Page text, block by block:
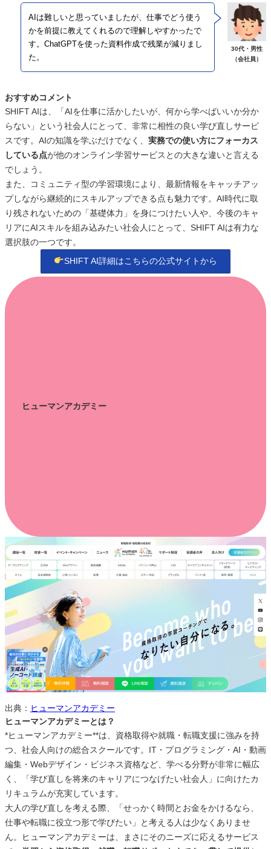
30代・男性
（会社員）
AIは難しいと思っていましたが、仕事でどう使う
かを前提に教えてくれるので理解しやすかったで
す。ChatGPTを使った資料作成で残業が減りまし
た。
おすすめコメント
SHIFT AIは、「AIを仕事に活かしたいが、何から学べばいいか分か
らない」という社会人にとって、非常に相性の良い学び直しサービ
スです。AIの知識を学ぶだけでなく、 実務での使い方にフォーカス
している点が他のオンライン学習サービスとの大きな違いと言える
でしょう。
また、コミュニティ型の学習環境により、最新情報をキャッチアッ
プしながら継続的にスキルアップできる点も魅力です。AI時代に取
り残されないための「基礎体力」を身につけたい人や、今後のキャ
リアにAIスキルを組み込みたい社会人にとって、SHIFT AIは有力な
選択肢の一つです。
SHIFT AI詳細はこちらの公式サイトから
ヒューマンアカデミー
出典： ヒューマンアカデミー
ヒューマンアカデミーとは？
*ヒューマンアカデミー**は、資格取得や就職・転職支援に強みを持
つ、社会人向けの総合スクールです。IT・プログラミング・AI・動画
編集・Webデザイン・ビジネス資格など、学べる分野が非常に幅広
く、「学び直しを将来のキャリアにつなげたい社会人」に向けたカ
リキュラムが充実しています。
大人の学び直しを考える際、「せっかく時間とお金をかけるなら、
仕事や転職に役立つ形で学びたい」と考える人は少なくありませ
ん。ヒューマンアカデミーは、まさにそのニーズに応えるサービス